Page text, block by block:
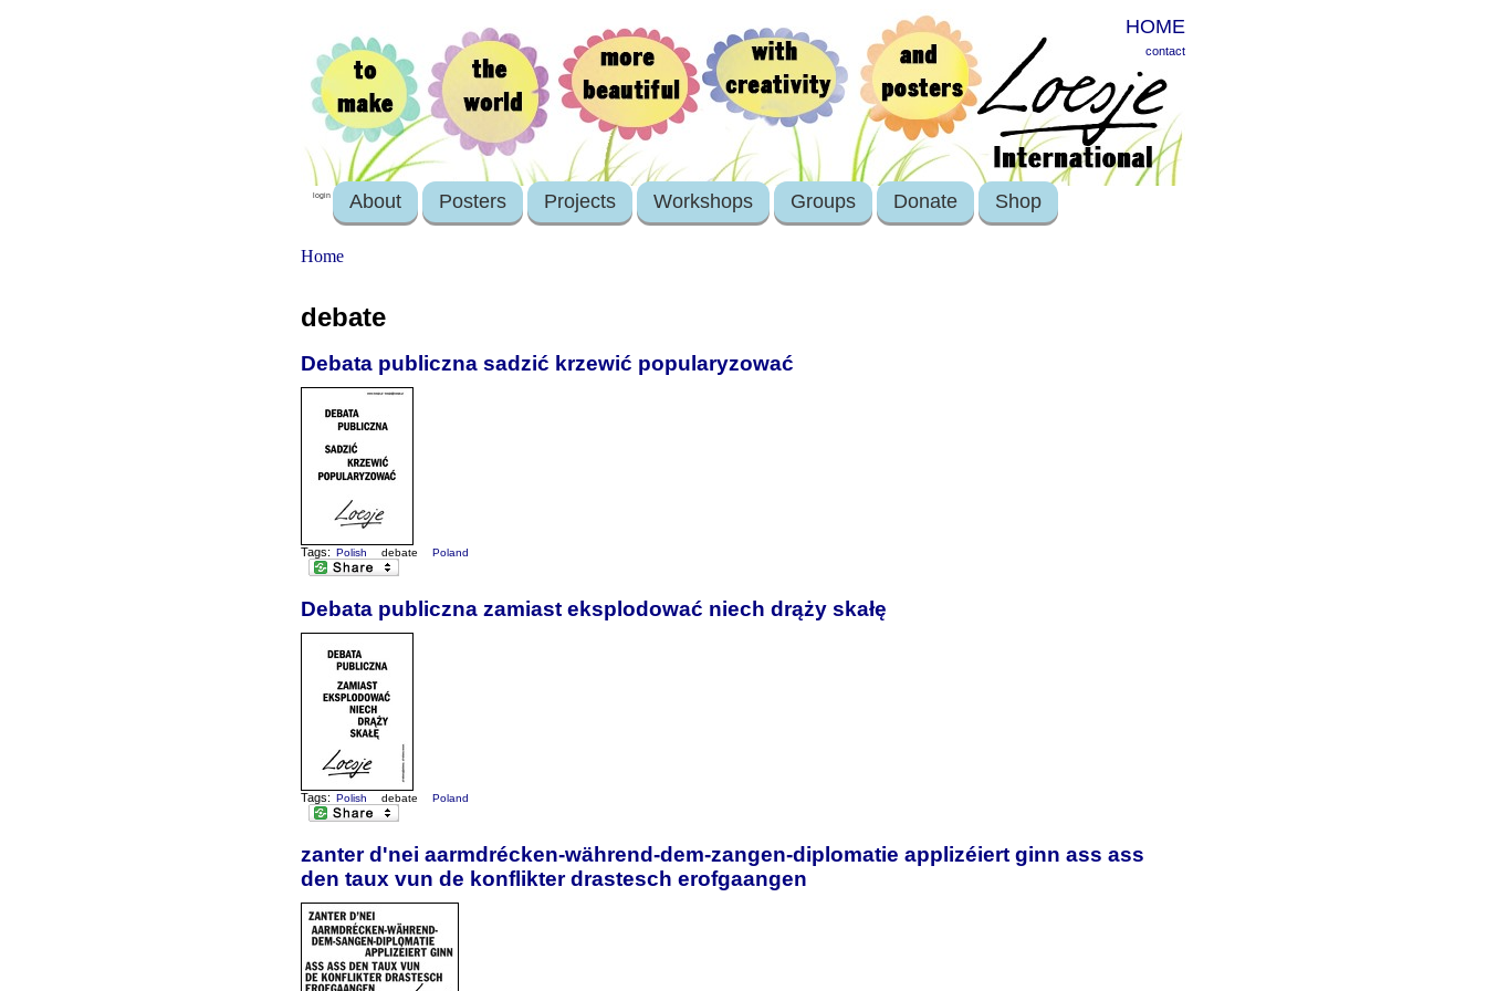
HOME
contact
login About Posters Projects Workshops Groups Donate Shop
Home
debate
Debata publiczna sadzić krzewić popularyzować
Tags: Polish debate Poland
Debata publiczna zamiast eksplodować niech drąży skałę
Tags: Polish debate Poland
zanter d'nei aarmdrécken-während-dem-zangen-diplomatie applizéiert ginn ass ass
den taux vun de konflikter drastesch erofgaangen